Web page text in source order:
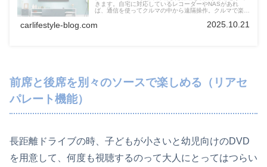
きます。自宅に対応しているレコーダーやNASがあれ
ば、通信を使ってクルマの中から遠隔操作。クルマで楽し
間違いなし。
carlifestyle-blog.com 2025.10.21
前席と後席を別々のソースで楽しめる（リアセ
パレート機能）
長距離ドライブの時、子どもが小さいと幼児向けのDVD
を用意して、何度も視聴するのって大人にとってはつらい